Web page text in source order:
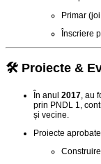
Primar
Înscriere
🛠️ Proiecte &
În anul 2017, au
prin PNDL 1,
și vecine.
Proiecte